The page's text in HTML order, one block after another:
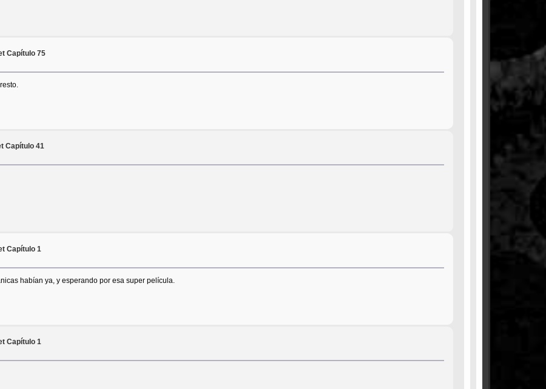
Capítulo 75
Capítulo 41
Capítulo 1
habían ya, y esperando por esa super película.
Capítulo 1